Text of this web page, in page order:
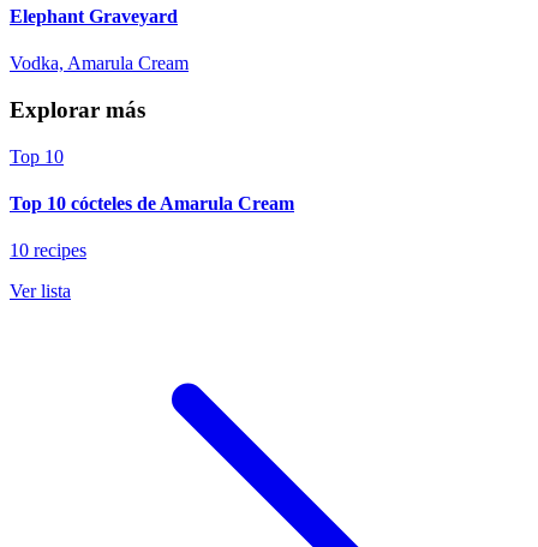
Elephant Graveyard
Vodka, Amarula Cream
Explorar más
Top 10
Top 10 cócteles de Amarula Cream
10 recipes
Ver lista